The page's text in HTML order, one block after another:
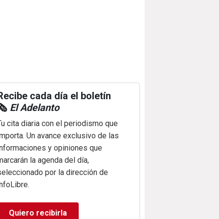
cada día el boletín
El Adelanto
cita diaria con el periodismo que
Un avance exclusivo de las
y opiniones que
la agenda del día,
por la dirección de
Quiero recibirla